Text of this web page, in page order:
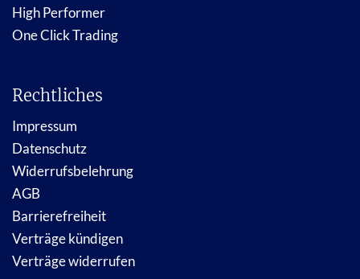
High Performer
One Click Trading
Rechtliches
Impressum
Datenschutz
Widerrufsbelehrung
AGB
Barrierefreiheit
Verträge kündigen
Verträge widerrufen